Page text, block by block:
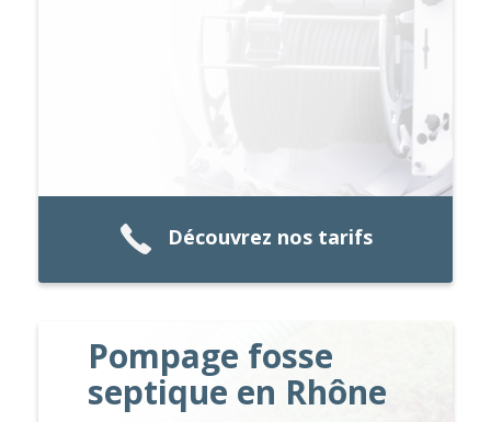
Découvrez nos tarifs
Pompage fosse
septique en Rhône